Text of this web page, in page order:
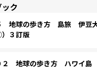
ク
地球の歩き方 島旅 伊豆
３訂版
２ 地球の歩き方 ハワイ島